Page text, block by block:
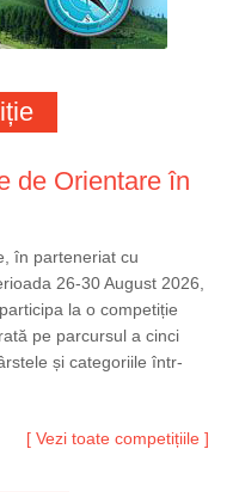
de Orientare în
în parteneriat cu
26-30 August 2026,
la o competiție
pe parcursul a cinci
și categoriile într-
[ Vezi toate competițiile ]